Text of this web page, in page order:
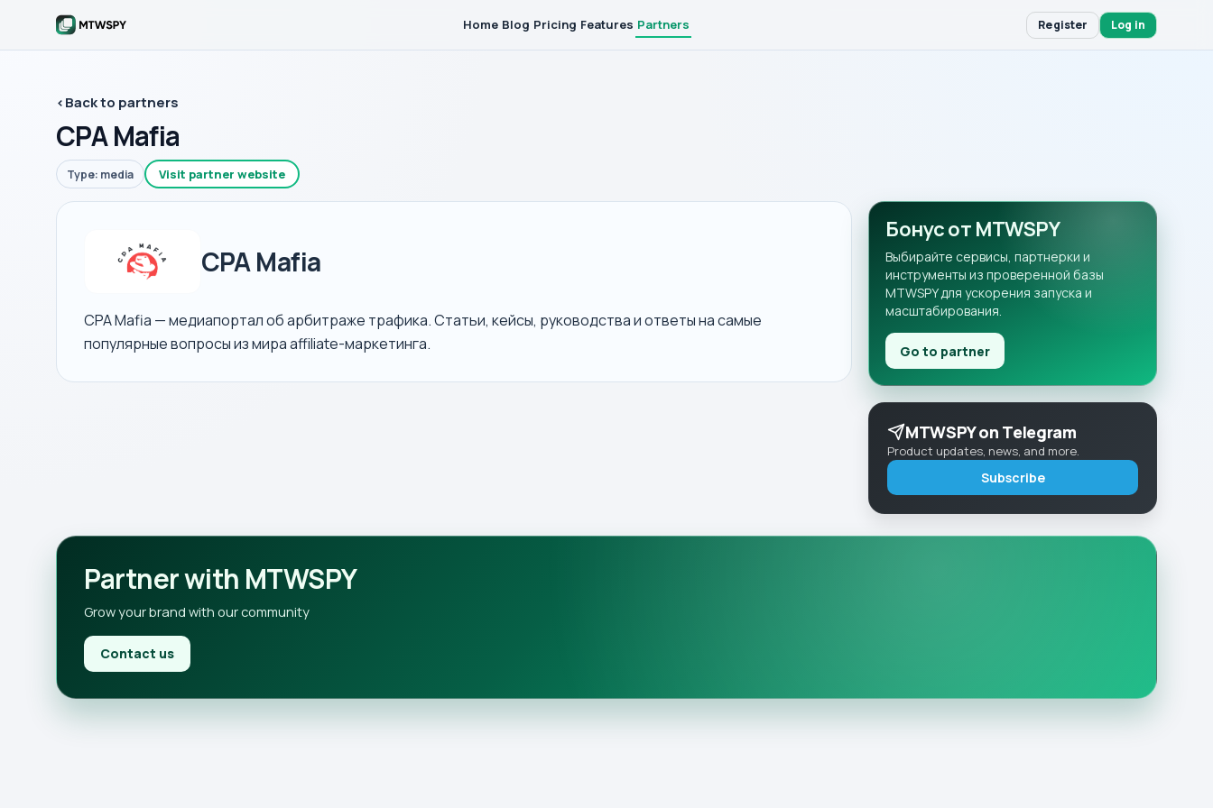
Home Blog Pricing Features Partners Register Log in
‹Back to partners
CPA Mafia
Type: media Visit partner website
CPA Mafia
CPA Mafia — медиапортал об арбитраже трафика. Статьи, кейсы, руководства и ответы на самые
популярные вопросы из мира affiliate-маркетинга.
Бонус от MTWSPY
Выбирайте сервисы, партнерки и
инструменты из проверенной базы
MTWSPY для ускорения запуска и
масштабирования.
Go to partner
MTWSPY on Telegram
Product updates, news, and more.
Subscribe
Partner with MTWSPY
Grow your brand with our community
Contact us